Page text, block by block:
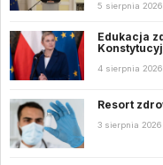
5 sierpnia 2026
Edukacja
4 sierpnia 2026
Resort
3 sierpnia 2026